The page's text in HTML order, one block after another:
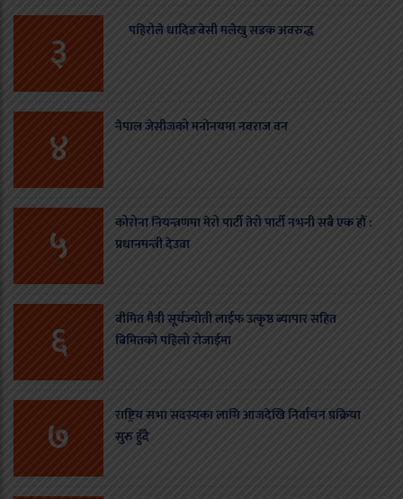
३ पहिरोले धादिङबेसी मलेखु सडक अवरुद्ध
४ नेपाल जेसीजको मनोनयमा नवराज वन
५
कोरोना नियन्त्रणमा मेरो पार्टी तेरो पार्टी नभनी सबै एक हौं :
प्रधानमन्त्री देउवा
६
बीमित मैत्री सूर्यज्योती लाईफ उत्कृष्ठ ब्यापार सहित
बिमितको पहिलो रोजाईमा
७
राष्ट्रिय सभा सदस्यका लागि आजदेखि निर्वाचन प्रक्रिया
सुरु हुँदै